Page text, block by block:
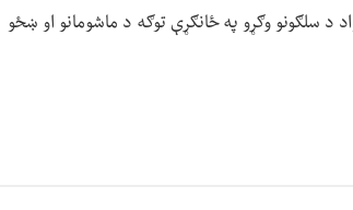
د سلګونو وګړو په ځانګړې توګه د ماشومانو او ښځو